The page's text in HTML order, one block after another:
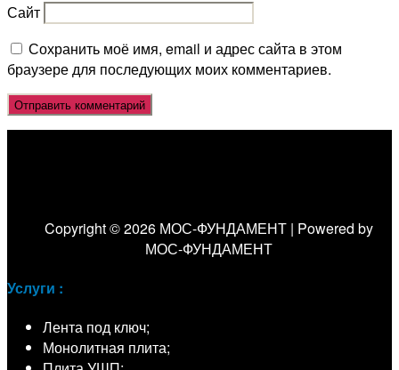
Сайт
Сохранить моё имя, email и адрес сайта в этом
браузере для последующих моих комментариев.
Copyright © 2026 МОС-ФУНДАМЕНТ | Powered by
МОС-ФУНДАМЕНТ
Услуги :
Лента под ключ;
Монолитная плита;